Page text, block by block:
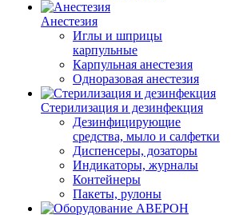
Анестезия
Иглы и шприцы
карпульные
Карпульная анестезия
Одноразовая анестезия
Стерилизация и дезинфекция
Дезинфицирующие
средства, мыло и салфетки
Диспенсеры, дозаторы
Индикаторы, журналы
Контейнеры
Пакеты, рулоны